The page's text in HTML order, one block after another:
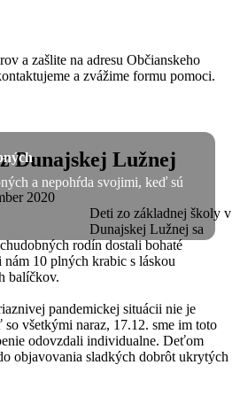
a zašlite na adresu Občianskeho
a zvážime formu pomoci.
a nepohŕda svojimi, keď sú
Dunajskej Lužnej
2020
Deti zo základnej školy v
Dunajskej Lužnej sa
rodín dostali bohaté
10 plných krabic s láskou
balíčkov.
pandemickej situácii nie je
so všetkými naraz, 17.12. sme im toto
odovzdali individualne. Deťom
objavovania sladkých dobrôt ukrytých